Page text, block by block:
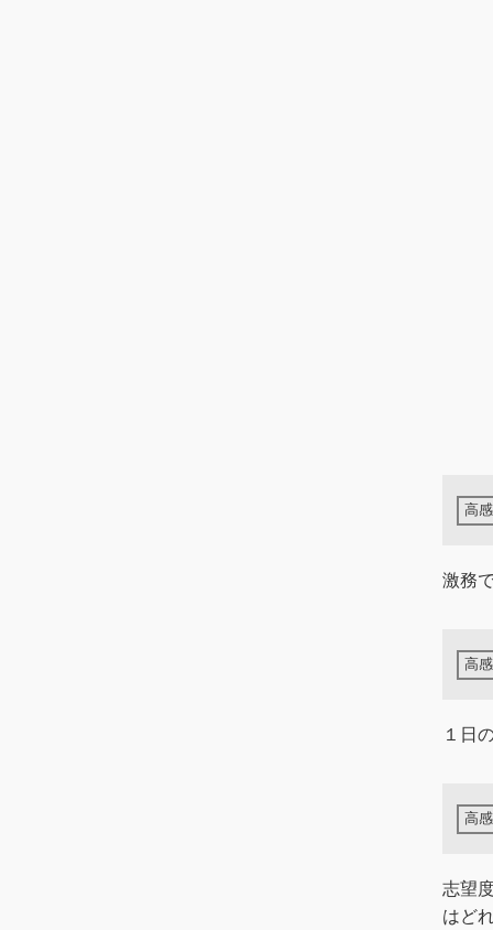
激務
１日
志望
はど